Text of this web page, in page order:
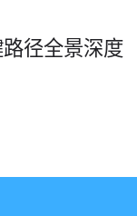
径全景深度